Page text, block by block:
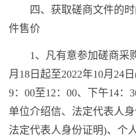
四、获取磋商文件的时
件售价
1、凡有意参加磋商采购
月18日起至2022年10月24
9：00至12：00、下午14：
单位介绍信、法定代表人
法定代表人身份证明)、个